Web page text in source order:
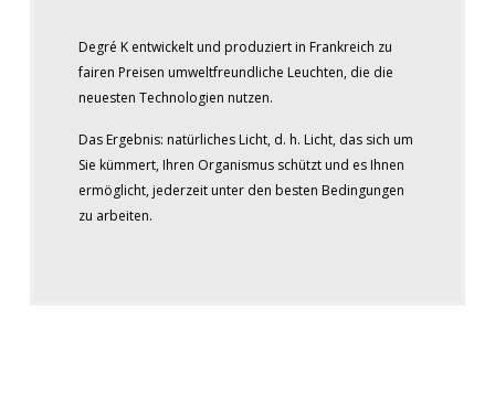
Degré K entwickelt und produziert in Frankreich zu
fairen Preisen umweltfreundliche Leuchten, die die
neuesten Technologien nutzen.
Das Ergebnis: natürliches Licht, d. h. Licht, das sich um
Sie kümmert, Ihren Organismus schützt und es Ihnen
ermöglicht, jederzeit unter den besten Bedingungen
zu arbeiten.